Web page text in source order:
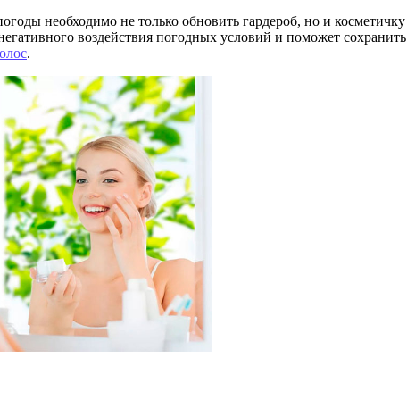
необходимо не только обновить гардероб, но и
воздействия погодных условий и поможет
.